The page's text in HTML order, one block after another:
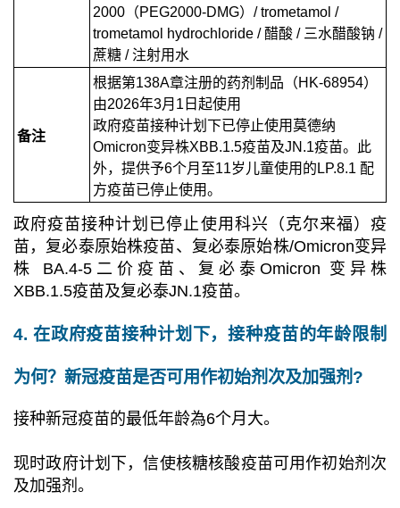
2000（PEG2000-DMG）/ trometamol /
trometamol hydrochloride / 醋酸 / 三水醋酸钠 /
蔗糖 / 注射用水
备注
根据第138A章注册的药剂制品（HK-68954）
由2026年3月1日起使用
政府疫苗接种计划下已停止使用 莫德纳
Omicron变异株XBB.1.5疫苗及JN.1疫苗。此
外，提供予6个月至11岁儿童使用的LP.8.1 配
方疫苗已停止使用。
政府疫苗接种计划已停止使用科兴（克尔来福）疫
苗，复必泰原始株疫苗、复必泰原始株/Omicron变异
株 BA.4-5二价疫苗、复必泰Omicron 变异株
XBB.1.5疫苗及复必泰JN.1疫苗。
4. 在政府疫苗接种计划下，接种疫苗的年龄限制
为何？新冠疫苗是否可用作初始剂次及加强剂?
接种新冠疫苗的最低年龄為6个月大。
现时政府计划下，信使核糖核酸疫苗可用作初始剂次
及加强剂。